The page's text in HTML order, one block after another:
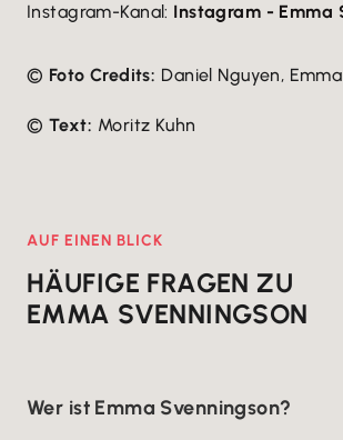
Instagram-Kanal: Instagram - Emma
© Foto Credits: Daniel Nguyen,
© Text: Moritz Kuhn
AUF EINEN BLICK
HÄUFIGE FRAGEN ZU
EMMA SVENNINGSON
Wer ist Emma Svenningson?